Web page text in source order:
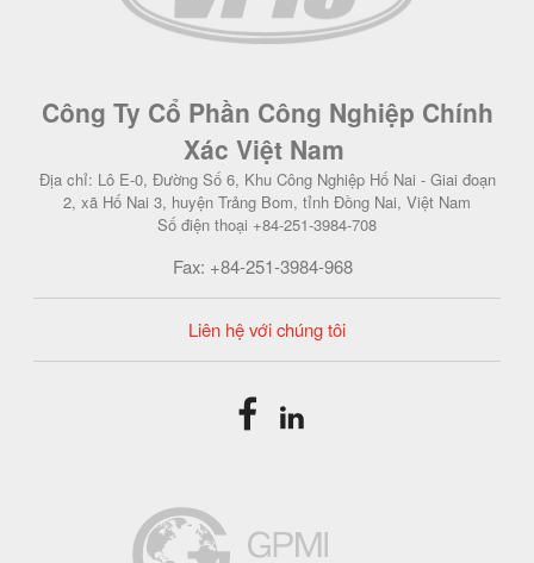
Công Ty Cổ Phần Công Nghiệp Chính
Xác Việt Nam
Địa chỉ: Lô E-0, Đường Số 6, Khu Công Nghiệp Hố Nai - Giai đoạn
2, xã Hố Nai 3, huyện Trảng Bom, tỉnh Đồng Nai, Việt Nam
Số điện thoại +84-251-3984-708
Fax: +84-251-3984-968
Liên hệ với chúng tôi